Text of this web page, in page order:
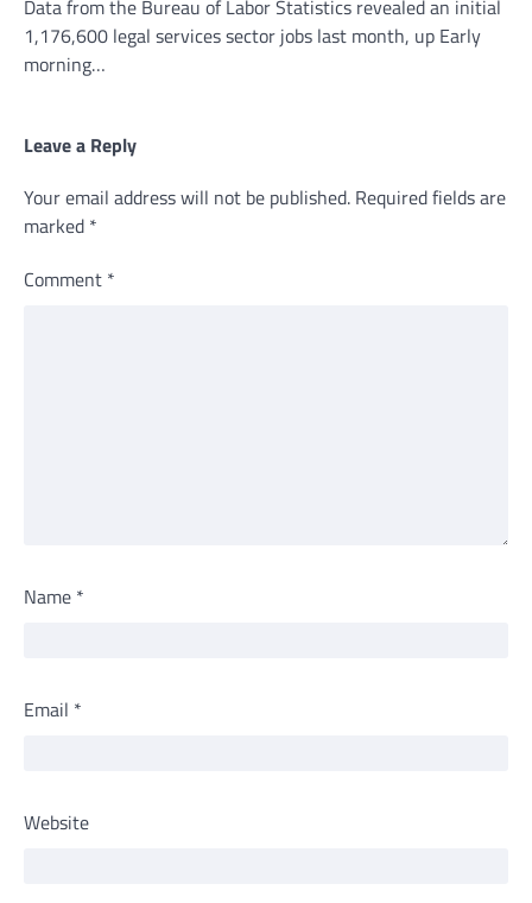
Data from the Bureau of Labor Statistics revealed an initial
1,176,600 legal services sector jobs last month, up Early
morning…
Leave a Reply
Your email address will not be published. Required fields are
marked *
Comment *
Name *
Email *
Website